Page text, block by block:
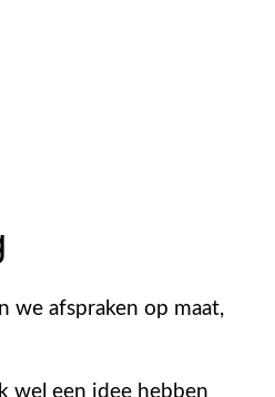
we afspraken op maat,
wel een idee hebben